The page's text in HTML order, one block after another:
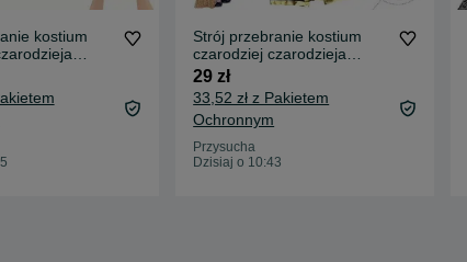
kostium
L
Strój przebranie kostium
czarodziej czarodzieja
peleryna kapelusz
29 zł
33,52 zł z Pakietem
Ochronnym
Przysucha
Dzisiaj o 10:43